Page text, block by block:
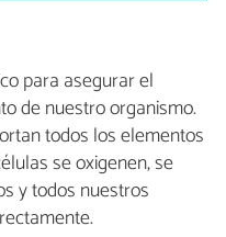
para asegurar el
de nuestro organismo.
todos los elementos
se oxigenen, se
y todos nuestros